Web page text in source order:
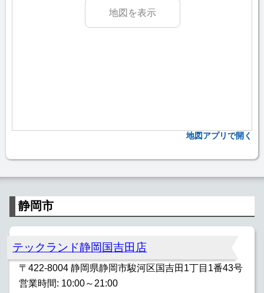
地図を表示
地図アプリで開く
静岡市
テックランド静岡国吉田店
〒422-8004 静岡県静岡市駿河区国吉田1丁目1番43号
営業時間: 10:00～21:00